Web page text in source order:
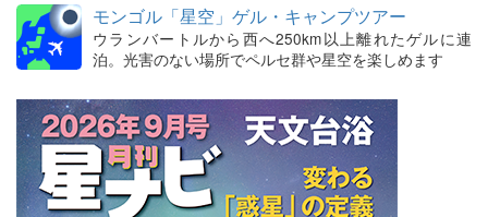
モンゴル「星空」ゲル・キャンプツアー
ウランバートルから西へ250km以上離れたゲルに連
泊。光害のない場所でペルセ群や星空を楽しめます